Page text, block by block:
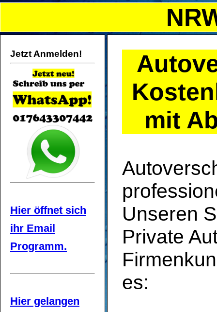
Jetzt Anmelden!
Hier öffnet sich
ihr Email
Programm.
Hier gelangen
mit
Unseren
Private
es: